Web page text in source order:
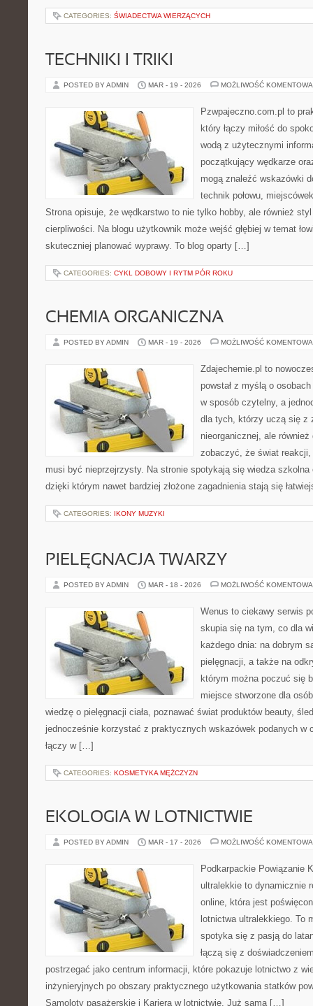
CATEGORIES: ŚWIADECTWA WIERZĄCYCH
TECHNIKI I TRIKI
POSTED BY ADMIN MAR - 19 - 2026 MOŻLIWOŚĆ
Pzwpajeczno.com.pl to
który łączy miłość do
wodą z użytecznymi
początkujący wędkarze
mogą znaleźć wskazówki
technik połowu,
Strona opisuje, że wędkarstwo to nie tylko hobby, ale również
cierpliwości. Na blogu użytkownik może wejść głębiej w temat
skuteczniej planować wyprawy. To blog oparty […]
CATEGORIES: CYKL DOBOWY I RYTM PÓR ROKU
CHEMIA ORGANICZNA
POSTED BY ADMIN MAR - 19 - 2026 MOŻLIWOŚĆ
Zdajechemie.pl to
powstał z myślą o
w sposób czytelny, a
dla tych, którzy uczą się z
nieorganicznej, ale
zobaczyć, że świat
musi być nieprzejrzysty. Na stronie spotykają się wiedza
dzięki którym nawet bardziej złożone zagadnienia stają się
CATEGORIES: IKONY MUZYKI
PIELĘGNACJA TWARZY
POSTED BY ADMIN MAR - 18 - 2026 MOŻLIWOŚĆ
Wenus to ciekawy serwis
skupia się na tym, co dla
każdego dnia: na dobrym
pielęgnacji, a także na
którym można poczuć się
miejsce stworzone dla
wiedzę o pielęgnacji ciała, poznawać świat produktów beauty,
jednocześnie korzystać z praktycznych wskazówek podanych w
łączy w […]
CATEGORIES: KOSMETYKA MĘŻCZYZN
EKOLOGIA W LOTNICTWIE
POSTED BY ADMIN MAR - 17 - 2026 MOŻLIWOŚĆ
Podkarpackie Powiązanie
ultralekkie to dynamicznie
online, która jest
lotnictwa ultralekkiego. To
spotyka się z pasją do
łączą się z
postrzegać jako centrum informacji, które pokazuje lotnictwo z
inżynieryjnych po obszary praktycznego użytkowania statków
Samoloty pasażerskie i Kariera w lotnictwie. Już sama […]